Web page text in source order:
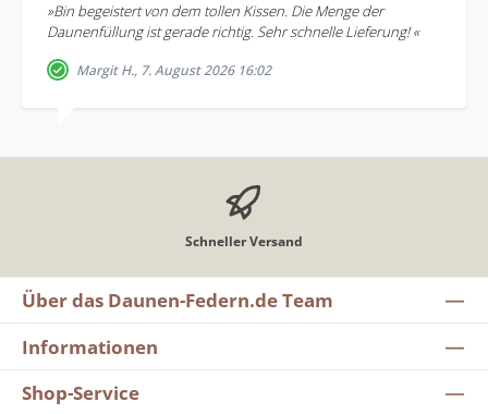
»Bin begeistert von dem tollen Kissen. Die Menge der
Daunenfüllung ist gerade richtig. Sehr schnelle Lieferung! «
Margit H., 7. August 2026 16:02
Schneller Versand
Über das Daunen-Federn.de Team
Informationen
Shop-Service